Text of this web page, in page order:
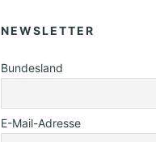
NEWSLETTER
Bundesland
E-Mail-Adresse